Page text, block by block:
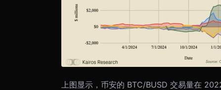
上图显示，币安的 BTC/BUSD 交易量在